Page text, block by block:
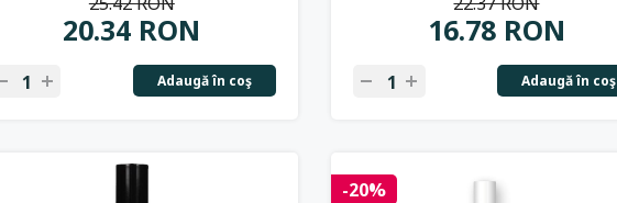
20.34 RON
Adaugă în coş
16.78 RON
Adaugă în coş
-20%